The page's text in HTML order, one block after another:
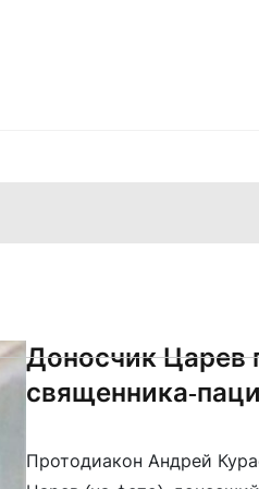
Доносчик Царев
священника-
Протодиакон Андрей